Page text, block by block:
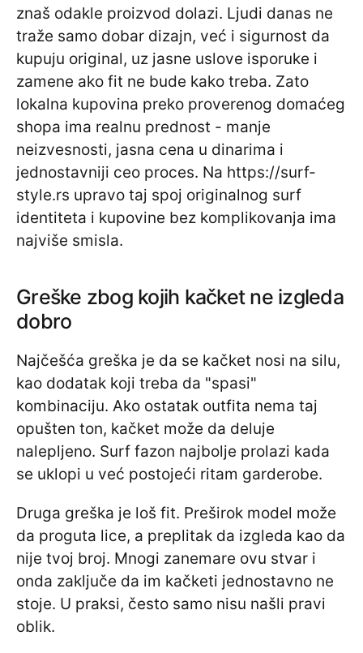
znaš odakle proizvod dolazi. Ljudi danas ne
traže samo dobar dizajn, već i sigurnost da
kupuju original, uz jasne uslove isporuke i
zamene ako fit ne bude kako treba. Zato
lokalna kupovina preko proverenog domaćeg
shopa ima realnu prednost - manje
neizvesnosti, jasna cena u dinarima i
jednostavniji ceo proces. Na https://surf-
style.rs upravo taj spoj originalnog surf
identiteta i kupovine bez komplikovanja ima
najviše smisla.
Greške zbog kojih kačket ne izgleda
dobro
Najčešća greška je da se kačket nosi na silu,
kao dodatak koji treba da "spasi"
kombinaciju. Ako ostatak outfita nema taj
opušten ton, kačket može da deluje
nalepljeno. Surf fazon najbolje prolazi kada
se uklopi u već postojeći ritam garderobe.
Druga greška je loš fit. Preširok model može
da proguta lice, a preplitak da izgleda kao da
nije tvoj broj. Mnogi zanemare ovu stvar i
onda zaključe da im kačketi jednostavno ne
stoje. U praksi, često samo nisu našli pravi
oblik.